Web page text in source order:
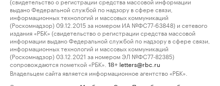
выдано Федеральной службой по надзору в сфере связи,
информационных технологий и массовых коммуникаций
(Роскомнадзор) 09.12.2015 за номером ИА №ФС77-63848) и сетевого
издания «РБК» (свидетельство о регистрации средства массовой
информации выдано Федеральной службой по надзору в сфере связи,
информационных технологий и массовых коммуникаций
(Роскомнадзор) 03.12.2021 за номером ЭЛ №ФС77-82385)
сопровождаются пометкой «РБК».
18+ letters@rbc.ru
Владельцем сайта является информационное агентство «РБК».